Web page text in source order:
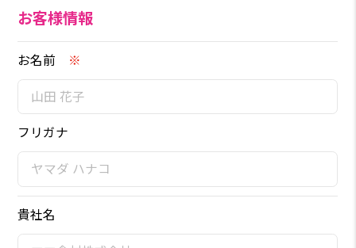
お客様情報
お名前 ※
フリガナ
貴社名